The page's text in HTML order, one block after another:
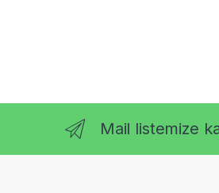
Mail listemize